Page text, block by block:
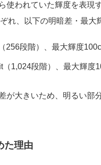
使われていた輝度を表現
れ、以下の明暗差・最大
256段階）、最大輝度
（1,024段階）、最大輝度
が大きいため、明るい部
た理由